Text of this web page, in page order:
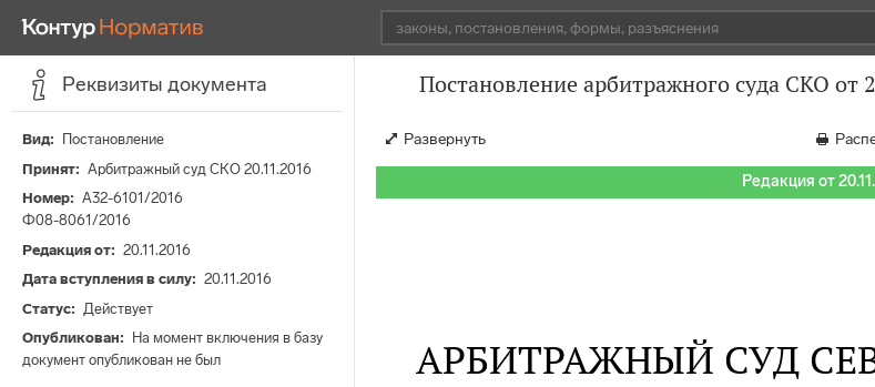
Реквизиты документа
Вид
Постановление
Принят
Арбитражный суд СКО 20.11.2016
Номер
А32-6101/2016
Ф08-8061/2016
Редакция от
20.11.2016
Дата вступления в силу
20.11.2016
Статус
Действует
Опубликован
На момент включения в базу
документ опубликован не был
Постановление арбитражного суда СКО
Развернуть
Редакция от
АРБИТРАЖНЫЙ СУД